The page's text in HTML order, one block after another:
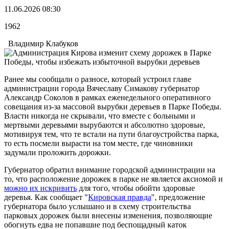
11.06.2026 08:30
1962
Владимир Клабуков
Ранее мы сообщали о разносе, который устроил главе
администрации города Вячеславу Симакову губернатор
Александр Соколов в рамках еженедельного оперативного
совещания из-за массовой вырубки деревьев в Парке Победы.
Власти никогда не скрывали, что вместе с больными и
мертвыми деревьями вырубаются и абсолютно здоровые,
мотивируя тем, что те встали на пути благоустройства парка,
то есть посмели вырасти на том месте, где чиновники
задумали проложить дорожки.
Губернатор обратил внимание городской администрации на
то, что расположение дорожек в парке не является аксиомой и
можно их искривить для того, чтобы обойти здоровые
деревья. Как сообщает "Кировская правда", предложение
губернатора было услышано и в схему строительства
парковых дорожек были внесены изменения, позволяющие
обогнуть едва не попавшие под беспощадный каток